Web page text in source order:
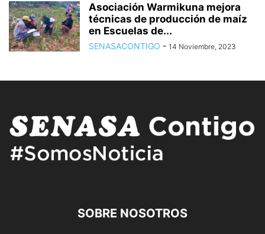
Asociación Warmikuna mejora
técnicas de producción de maíz
en Escuelas de...
SENASACONTIGO - 14 Noviembre, 2023
SOBRE NOSOTROS